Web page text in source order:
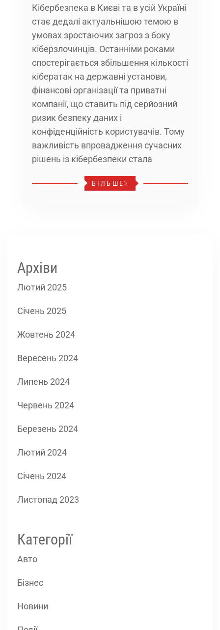
Кібербезпека в Києві та в усій Україні
стає дедалі актуальнішою темою в
умовах зростаючих загроз з боку
кіберзлочинців. Останніми роками
спостерігається збільшення кількості
кібератак на державні установи,
фінансові організації та приватні
компанії, що ставить під серйозний
ризик безпеку даних і
конфіденційність користувачів. Тому
важливість впровадження сучасних
рішень із кібербезпеки стала
БІЛЬШЕ
Архіви
Лютий 2025
Січень 2025
Жовтень 2024
Вересень 2024
Липень 2024
Червень 2024
Березень 2024
Лютий 2024
Січень 2024
Листопад 2023
Категорії
Авто
Бізнес
Новини